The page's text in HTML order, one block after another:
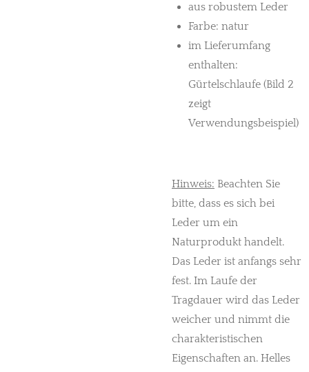
aus robustem Leder
Farbe: natur
im Lieferumfang
enthalten:
Gürtelschlaufe (Bild 2
zeigt
Verwendungsbeispiel)
Hinweis: Beachten Sie
bitte, dass es sich bei
Leder um ein
Naturprodukt handelt.
Das Leder ist anfangs sehr
fest. Im Laufe der
Tragdauer wird das Leder
weicher und nimmt die
charakteristischen
Eigenschaften an. Helles